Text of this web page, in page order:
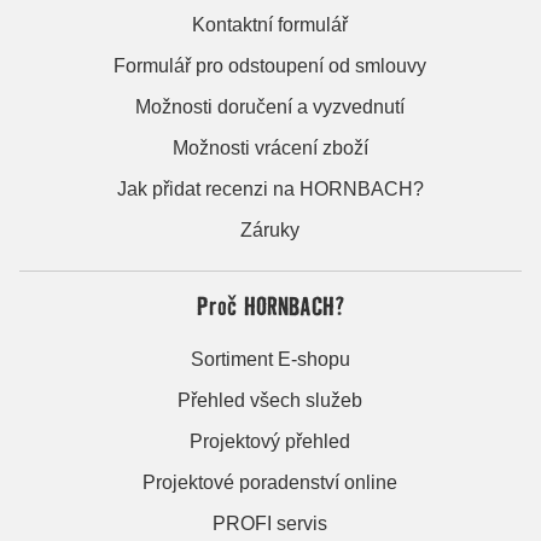
Kontaktní formulář
Formulář pro odstoupení od smlouvy
Možnosti doručení a vyzvednutí
Možnosti vrácení zboží
Jak přidat recenzi na HORNBACH?
Záruky
Proč HORNBACH?
Sortiment E-shopu
Přehled všech služeb
Projektový přehled
Projektové poradenství online
PROFI servis